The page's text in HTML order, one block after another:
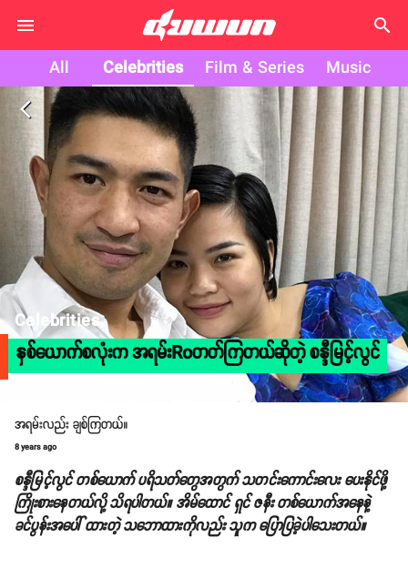
search
All Celebrities Film & Series Music
arrow_back_ios
Celebrities
နှစ်ယောက်စလုံးက အရမ်းRoတတ်ကြတယ်ဆိုတဲ့ စန္ဒီမြင့်လွင်
အရမ်းလည်း ချစ်ကြတယ်။
8 years ago
စန္ဒီမြင့်လွင် တစ်ယောက် ပရိသတ်တွေအတွက် သတင်းကောင်းလေး ပေးနိုင်ဖို့
ကြိုးစားနေတယ်လို့ သိရပါတယ်။ အိမ်ထောင် ရှင် ဇနီး တစ်ယောက်အနေနဲ့
ခင်ပွန်းအပေါ် ထားတဲ့ သဘောထားကိုလည်း သူက ပြောပြခဲ့ပါသေးတယ်။